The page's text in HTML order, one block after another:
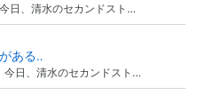
日、清水のセカンドスト…
ある‥
日、清水のセカンドスト…